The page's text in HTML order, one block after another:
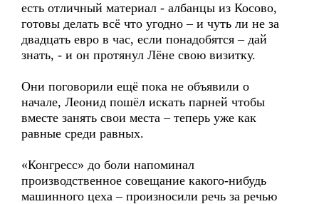
есть отличный материал - албанцы из Косово,
готовы делать всё что угодно – и чуть ли не за
двадцать евро в час, если понадобятся – дай
знать, - и он протянул Лёне свою визитку.
Они поговорили ещё пока не объявили о
начале, Леонид пошёл искать парней чтобы
вместе занять свои места – теперь уже как
равные среди равных.
«Конгресс» до боли напоминал
производственное совещание какого-нибудь
машинного цеха – произносили речь за речью